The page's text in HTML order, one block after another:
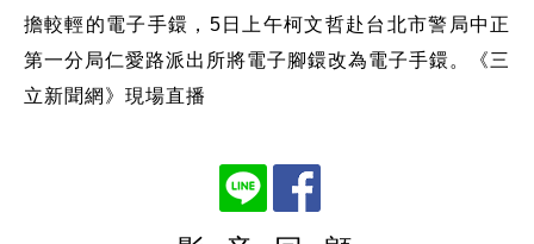
擔較輕的電子手鐶，5日上午柯文哲赴台北市警局中正
第一分局仁愛路派出所將電子腳鐶改為電子手鐶。《三
立新聞網》現場直播